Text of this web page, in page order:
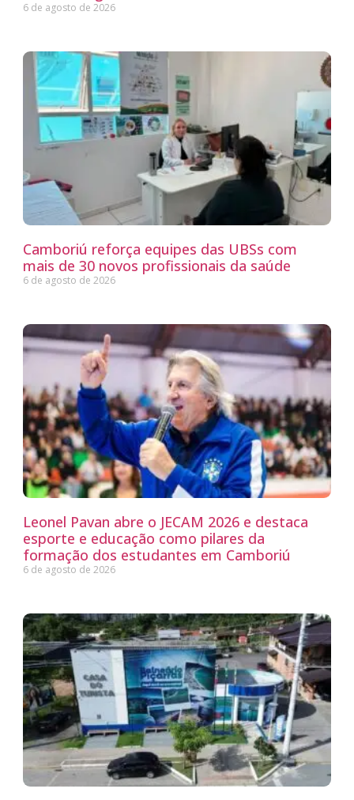
6 de agosto de 2026
Camboriú reforça equipes das UBSs com
mais de 30 novos profissionais da saúde
6 de agosto de 2026
Leonel Pavan abre o JECAM 2026 e destaca
esporte e educação como pilares da
formação dos estudantes em Camboriú
6 de agosto de 2026